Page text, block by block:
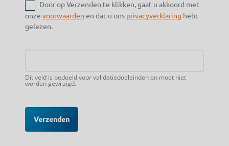
Door op Verzenden te klikken, gaat u akkoord met
onze voorwaarden en dat u ons privacyverklaring hebt
gelezen.
Dit veld is bedoeld voor validatiedoeleinden en moet niet
worden gewijzigd.